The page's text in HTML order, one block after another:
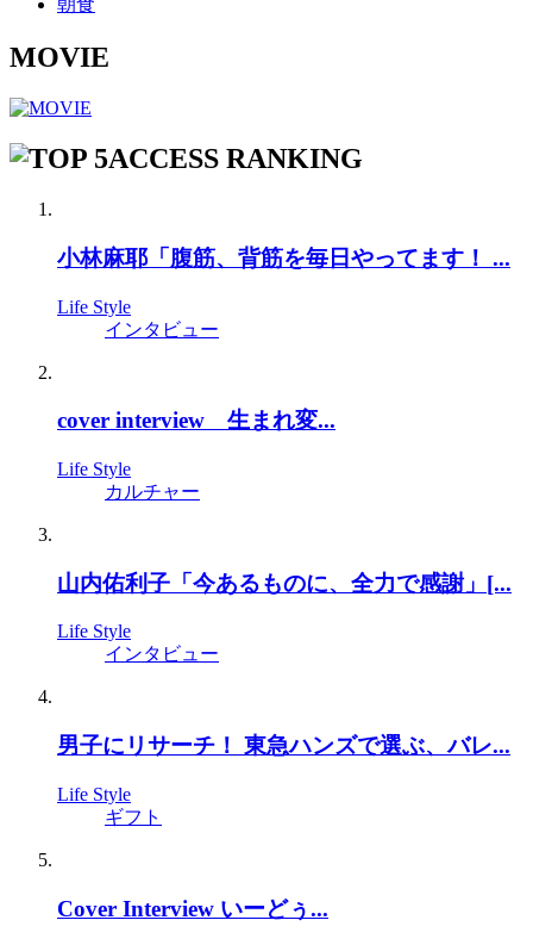
朝食
MOVIE
ACCESS RANKING
小林麻耶「腹筋、背筋を毎日やってます！ ...
Life Style
インタビュー
cover interview 生まれ変...
Life Style
カルチャー
山内佑利子「今あるものに、全力で感謝」[...
Life Style
インタビュー
男子にリサーチ！ 東急ハンズで選ぶ、バレ...
Life Style
ギフト
Cover Interview いーどぅ...